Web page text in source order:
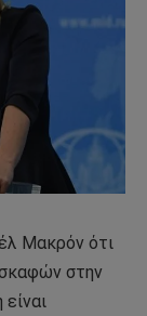
Μακρόν ότι
στην